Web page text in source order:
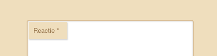
Reactie*